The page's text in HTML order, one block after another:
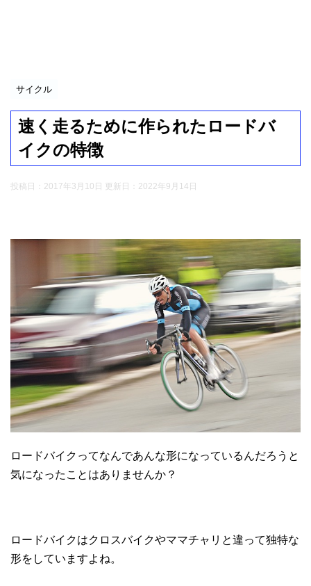
サイクル
速く走るために作られたロードバ
イクの特徴
投稿日：2017年3月10日 更新日： 2022年9月14日
ロードバイクってなんであんな形になっているんだろうと
気になったことはありませんか？
ロードバイクはクロスバイクやママチャリと違って独特な
形をしていますよね。